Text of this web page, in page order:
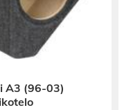
A3 (96-03)